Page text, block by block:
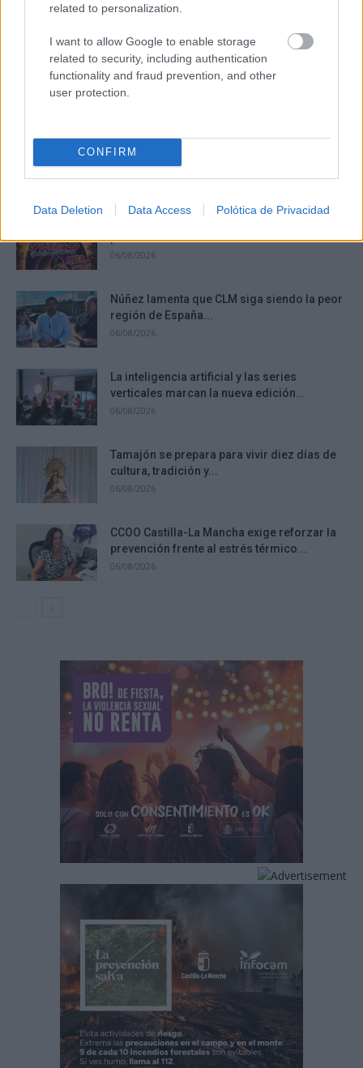
related to personalization.
I want to allow Google to enable storage
related to security, including authentication
functionality and fraud prevention, and other
user protection.
CONFIRM
Data Deletion Data Access Polótica de Privacidad
Corepunk MMORPG
de antes, pero mejor!
DISCOVER WITH
La Terraza Ayer y Hoy sortea diez entradas
para vivir 40...
06/08/2026
Núñez lamenta que CLM siga siendo la peor
región de España...
06/08/2026
La inteligencia artificial y las series
verticales marcan la nueva edición...
06/08/2026
Tamajón se prepara para vivir diez días de
cultura, tradición y...
06/08/2026
CCOO Castilla-La Mancha exige reforzar la
prevención frente al estrés térmico...
06/08/2026